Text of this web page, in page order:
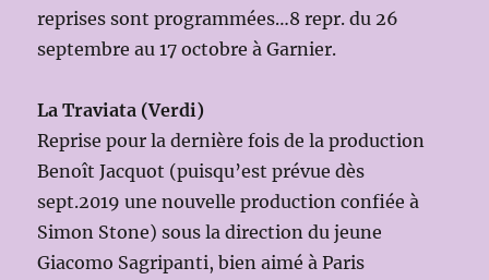
reprises sont programmées…8 repr. du 26
septembre au 17 octobre à Garnier.
La Traviata (Verdi)
Reprise pour la dernière fois de la production
Benoît Jacquot (puisqu’est prévue dès
sept.2019 une nouvelle production confiée à
Simon Stone) sous la direction du jeune
Giacomo Sagripanti, bien aimé à Paris